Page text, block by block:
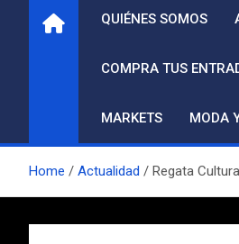
QUIÉNES SOMOS
COMPRA TUS
MARKETS MODA
Home Actualidad Regata